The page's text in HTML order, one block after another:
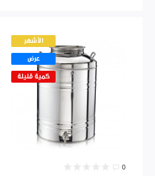
الأشهر
عرض
كمية قليلة
0